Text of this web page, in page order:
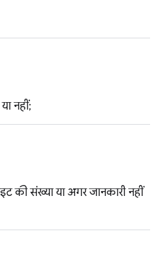
नहीं;
की संख्या या अगर जानकारी नहीं